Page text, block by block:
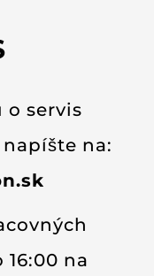
o servis
na:
na